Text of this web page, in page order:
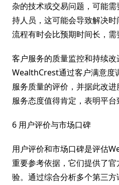
杂的技术或交易问题，可能
持人员，这可能会导致解决
流程有时会比预期时间长，需
客户服务的质量监控和持续改
WealthCrest通过客户满意度
服务质量的评价，并据此改
服务态度值得肯定，表明平台
6 用户评价与市场口碑
用户评价和市场口碑是评估
重要参考依据，它们提供了
验。通过综合分析多个第三